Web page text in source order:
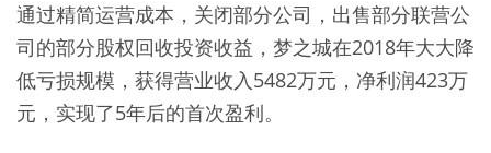
通过精简运营成本，关闭部分公司，出售部分联营公
司的部分股权回收投资收益，梦之城在2018年大大降
低亏损规模，获得营业收入5482万元，净利润423万
元，实现了5年后的首次盈利。